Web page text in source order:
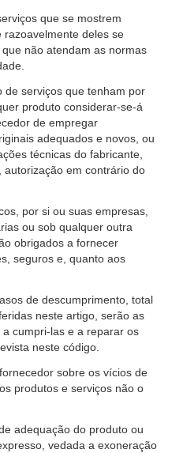
que se mostrem
razoavelmente deles se
não atendam as normas
de serviços que tenham por
produto considerar-se-á
de empregar
adequados e novos, ou
técnicas do fabricante,
autorização em contrário do
por si ou suas empresas,
ou sob qualquer outra
obrigados a fornecer
seguros e, quanto aos
de descumprimento, total
neste artigo, serão as
cumpri-las e a reparar os
neste código.
sobre os vícios de
produtos e serviços não o
adequação do produto ou
vedada a exoneração